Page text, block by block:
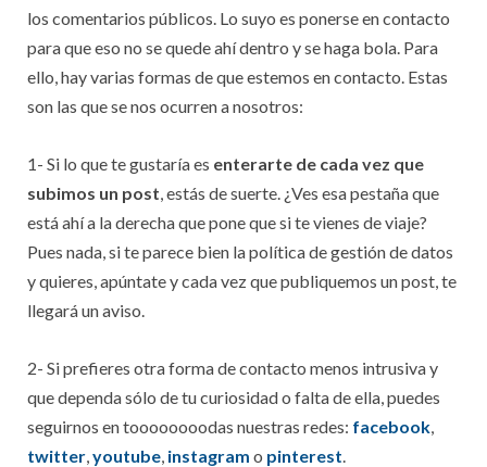
los comentarios públicos. Lo suyo es ponerse en contacto
para que eso no se quede ahí dentro y se haga bola. Para
ello, hay varias formas de que estemos en contacto. Estas
son las que se nos ocurren a nosotros:
1- Si lo que te gustaría es enterarte de cada vez que
subimos un post, estás de suerte. ¿Ves esa pestaña que
está ahí a la derecha que pone que si te vienes de viaje?
Pues nada, si te parece bien la política de gestión de datos
y quieres, apúntate y cada vez que publiquemos un post, te
llegará un aviso.
2- Si prefieres otra forma de contacto menos intrusiva y
que dependa sólo de tu curiosidad o falta de ella, puedes
seguirnos en toooooooodas nuestras redes: facebook,
twitter,youtube, instagram o pinterest.